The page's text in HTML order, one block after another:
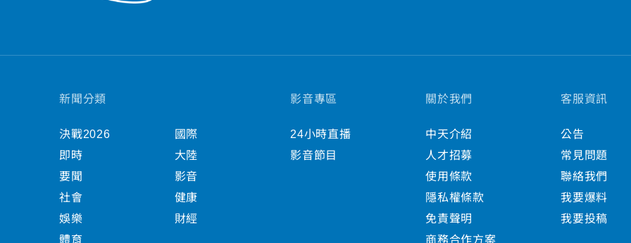
新聞分類
決戰2026
即時
要聞
社會
娛樂
體育
國際
大陸
影音
健康
財經
影音專區
24小時直播
影音節目
關於我們
中天介紹
人才招募
使用條款
隱私權條款
免責聲明
商務合作方案
客服資訊
公告
常見問題
聯絡我們
我要爆料
我要投稿